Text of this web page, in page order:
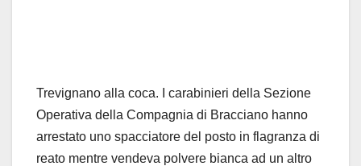
Trevignano alla coca. I carabinieri della Sezione
Operativa della Compagnia di Bracciano hanno
arrestato uno spacciatore del posto in flagranza di
reato mentre vendeva polvere bianca ad un altro